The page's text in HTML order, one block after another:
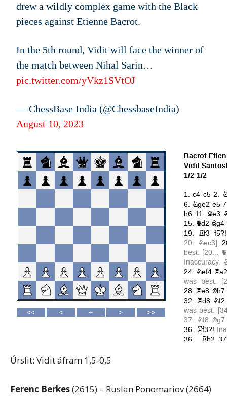
drew a wildly complex game with the Black
pieces against Etienne Bacrot.
In the 5th round, Vidit will face the winner of
the match between Nihal Sarin…
pic.twitter.com/yVkz1SVtOJ
— ChessBase India (@ChessbaseIndia)
August 10, 2023
Úrslit: Vidit áfram 1,5-0,5
Ferenc Berkes(2615) – Ruslan Ponomariov (2664)